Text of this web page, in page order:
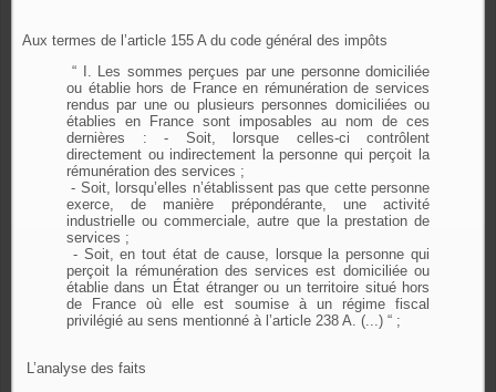
Aux termes de l’article 155 A du code général des impôts
“ I. Les sommes perçues par une personne domiciliée
ou établie hors de France en rémunération de services
rendus par une ou plusieurs personnes domiciliées ou
établies en France sont imposables au nom de ces
dernières : - Soit, lorsque celles-ci contrôlent
directement ou indirectement la personne qui perçoit la
rémunération des services ;
- Soit, lorsqu’elles n’établissent pas que cette personne
exerce, de manière prépondérante, une activité
industrielle ou commerciale, autre que la prestation de
services ;
- Soit, en tout état de cause, lorsque la personne qui
perçoit la rémunération des services est domiciliée ou
établie dans un État étranger ou un territoire situé hors
de France où elle est soumise à un régime fiscal
privilégié au sens mentionné à l’article 238 A. (...) “ ;
L’analyse des faits